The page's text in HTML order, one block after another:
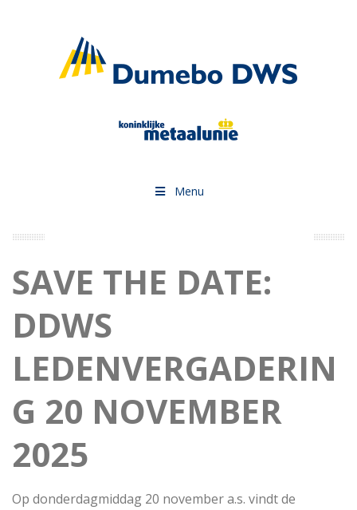
Menu
SAVE THE DATE:
DDWS
LEDENVERGADERIN
G 20 NOVEMBER
2025
Op donderdagmiddag 20 november a.s. vindt de